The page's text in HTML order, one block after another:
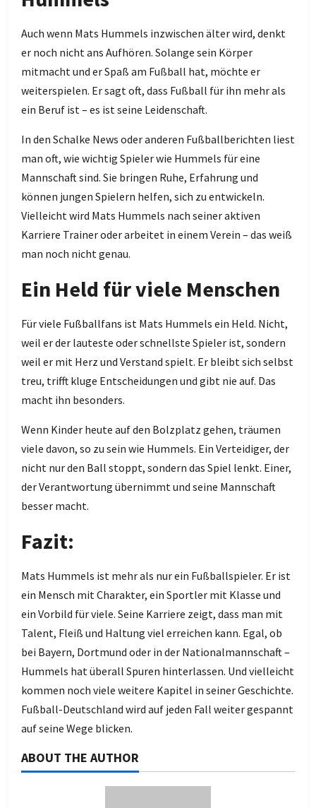
Auch wenn Mats Hummels inzwischen älter wird, denkt
er noch nicht ans Aufhören. Solange sein Körper
mitmacht und er Spaß am Fußball hat, möchte er
weiterspielen. Er sagt oft, dass Fußball für ihn mehr als
ein Beruf ist – es ist seine Leidenschaft.
In den Schalke News oder anderen Fußballberichten liest
man oft, wie wichtig Spieler wie Hummels für eine
Mannschaft sind. Sie bringen Ruhe, Erfahrung und
können jungen Spielern helfen, sich zu entwickeln.
Vielleicht wird Mats Hummels nach seiner aktiven
Karriere Trainer oder arbeitet in einem Verein – das weiß
man noch nicht genau.
Ein Held für viele Menschen
Für viele Fußballfans ist Mats Hummels ein Held. Nicht,
weil er der lauteste oder schnellste Spieler ist, sondern
weil er mit Herz und Verstand spielt. Er bleibt sich selbst
treu, trifft kluge Entscheidungen und gibt nie auf. Das
macht ihn besonders.
Wenn Kinder heute auf den Bolzplatz gehen, träumen
viele davon, so zu sein wie Hummels. Ein Verteidiger, der
nicht nur den Ball stoppt, sondern das Spiel lenkt. Einer,
der Verantwortung übernimmt und seine Mannschaft
besser macht.
Fazit:
Mats Hummels ist mehr als nur ein Fußballspieler. Er ist
ein Mensch mit Charakter, ein Sportler mit Klasse und
ein Vorbild für viele. Seine Karriere zeigt, dass man mit
Talent, Fleiß und Haltung viel erreichen kann. Egal, ob
bei Bayern, Dortmund oder in der Nationalmannschaft –
Hummels hat überall Spuren hinterlassen. Und vielleicht
kommen noch viele weitere Kapitel in seiner Geschichte.
Fußball-Deutschland wird auf jeden Fall weiter gespannt
auf seine Wege blicken.
ABOUT THE AUTHOR